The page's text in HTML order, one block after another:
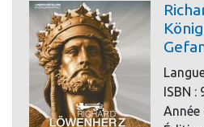
ISBN
Année